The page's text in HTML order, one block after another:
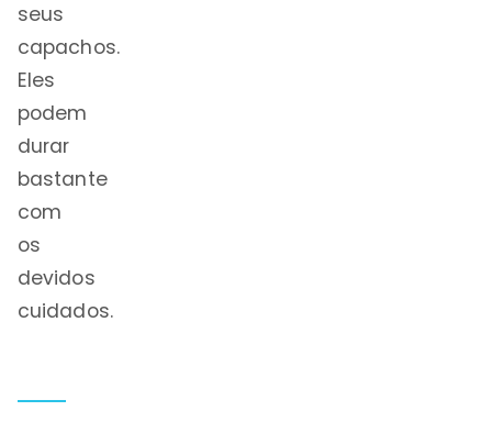
seus
capachos.
Eles
podem
durar
bastante
com
os
devidos
cuidados.